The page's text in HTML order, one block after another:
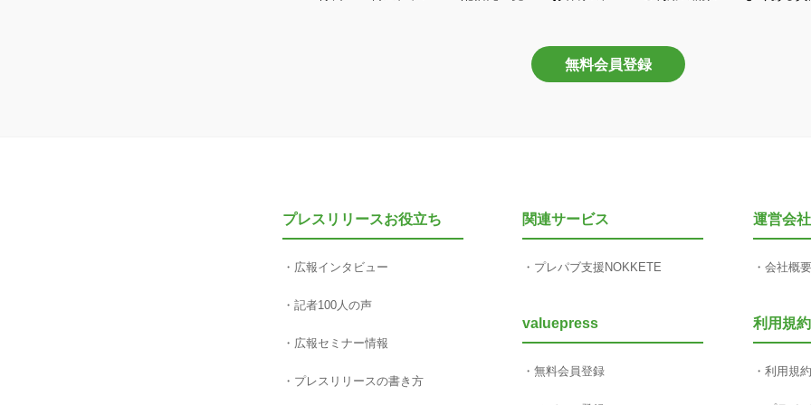
無料会員登録
プレスリリースお役立ち
広報インタビュー
記者100人の声
広報セミナー情報
プレスリリースの書き方
関連サービス
プレパブ支援NOKKETE
valuepress
無料会員登録
運営会社
会社概要
利用規
利用規約